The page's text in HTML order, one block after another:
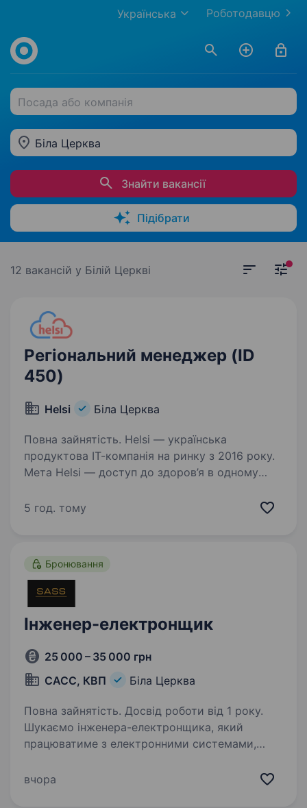
Роботодавцю
Українська
Посада або компанія
Біла Церква
Знайти вакансії
Підібрати
12 вакансій у Білій Церкві
Регіональний менеджер (ID
450)
Helsi Біла Церква
Повна зайнятість. Helsi — українська
продуктова ІТ-компанія на ринку з 2016 року.
Мета Helsi — доступ до здоров’я в одному
та зручно записуватися на прийом до лікаря,
5 год. тому
Бронювання
Інженер-електронщик
25 000 – 35 000 грн
САСС, КВП
Біла Церква
Повна зайнятість. Досвід роботи від 1 року.
Шукаємо інженера-електронщика, який
працюватиме з електронними системами,
та ремонтом обладнання. Нам важливо знайти
вчора